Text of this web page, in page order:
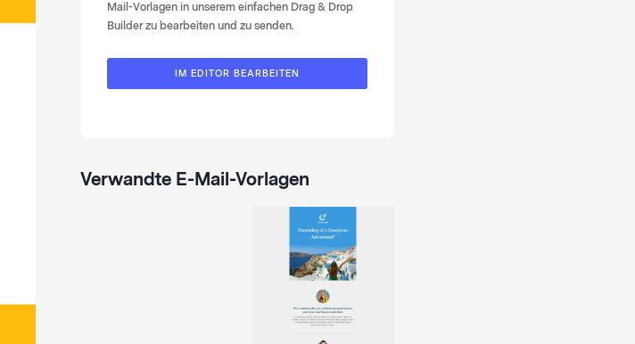
Mail-Vorlagen in unserem einfachen Drag & Drop
Builder zu bearbeiten und zu senden.
IM EDITOR BEARBEITEN
Verwandte E-Mail-Vorlagen